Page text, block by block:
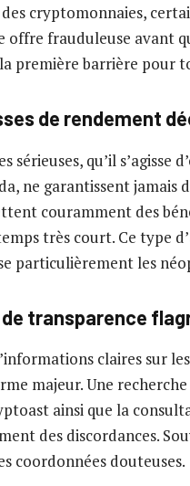
des cryptomonnaies,
offre frauduleuse avant
première barrière pour
de rendement
sérieuses, qu’il s’agisse
ne garantissent jamais
couramment des
très court. Ce type
particulièrement les
de transparence
claires sur
majeur. Une
ainsi que la
des discordances.
coordonnées douteuses.